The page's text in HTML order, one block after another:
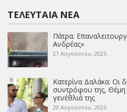
ΤΕΛΕΥΤΑΊΑ ΝΈΑ
Πάτρα:
Ανδρέας»
21 Αυγούστου, 2025
Κατερίνα Δαλάκα: Οι
συντρόφου της, Θέμη
γενέθλιά της
20 Αυγούστου, 2025